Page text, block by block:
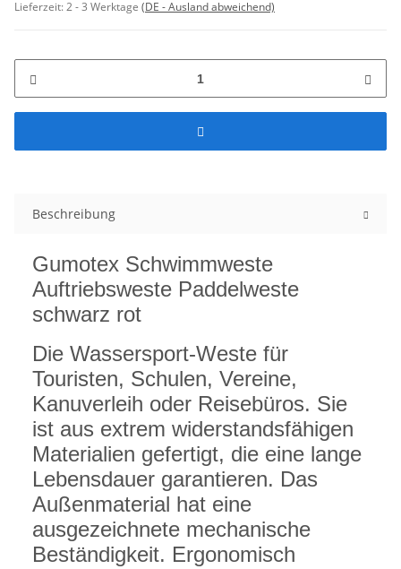
Lieferzeit:2 - 3 Werktage (DE - Ausland abweichend)
Beschreibung
Gumotex Schwimmweste
Auftriebsweste Paddelweste
schwarz rot
Die Wassersport-Weste für
Touristen, Schulen, Vereine,
Kanuverleih oder Reisebüros. Sie
ist aus extrem widerstandsfähigen
Materialien gefertigt, die eine lange
Lebensdauer garantieren. Das
Außenmaterial hat eine
ausgezeichnete mechanische
Beständigkeit. Ergonomisch